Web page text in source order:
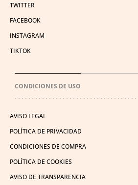
TWITTER
FACEBOOK
INSTAGRAM
TIKTOK
CONDICIONES DE USO
AVISO LEGAL
POLÍTICA DE PRIVACIDAD
CONDICIONES DE COMPRA
POLÍTICA DE COOKIES
AVISO DE TRANSPARENCIA